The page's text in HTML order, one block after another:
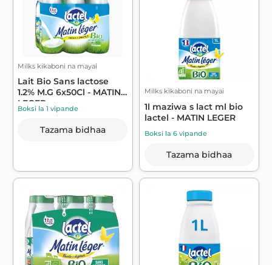
Milks kikaboni na mayai
Lait Bio Sans lactose
1.2% M.G 6x50Cl - MATIN
LEGER
Boksi la 1 vipande
Tazama bidhaa
Milks kikaboni na mayai
1l maziwa s lact ml bio
lactel - MATIN LEGER
Boksi la 6 vipande
Tazama bidhaa